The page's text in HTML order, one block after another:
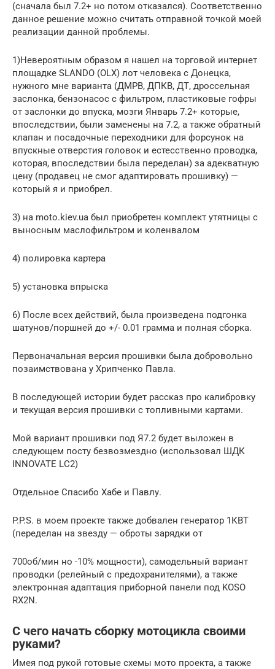
(сначала был 7.2+ но потом отказался). Соответственно
данное решение можно считать отправной точкой моей
реализации данной проблемы.
1)Невероятным образом я нашел на торговой интернет
площадке SLANDO (OLX) лот человека с Донецка,
нужного мне варианта (ДМРВ, ДПКВ, ДТ, дроссельная
заслонка, бензонасос с фильтром, пластиковые гофры
от заслонки до впуска, мозги Январь 7.2+ которые,
впоследствии, были заменены на 7.2, а также обратный
клапан и посадочные переходники для форсунок на
впускные отверстия головок и естесственно проводка,
которая, впоследствии была переделан) за адекватную
цену (продавец не смог адаптировать прошивку) —
который я и приобрел.
3) на moto.kiev.ua был приобретен комплект утятницы с
выносным маслофильтром и коленвалом
4) полировка картера
5) установка впрыска
6) После всех действий, была произведена подгонка
шатунов/поршней до +/- 0.01 грамма и полная сборка.
Первоначальная версия прошивки была добровольно
позаимствована у Хрипченко Павла.
В последующей истории будет раcсказ про калибровку
и текущая версия прошивки с топливными картами.
Мой вариант прошивки под Я7.2 будет выложен в
следующем посту безвозмездно (использовал ШДК
INNOVATE LC2)
Отдельное Спасибо Хабе и Павлу.
P.P.S. в моем проекте также добвален генератор 1КВТ
(переделан на звезду — оброты зарядки от
700об/мин но -10% мощности), самодельный вариант
проводки (релейный с предохранителями), а также
электронная адаптация приборной панели под KOSO
RX2N.
С чего начать сборку мотоцикла своими
руками?
Имея под рукой готовые схемы мото проекта, а также